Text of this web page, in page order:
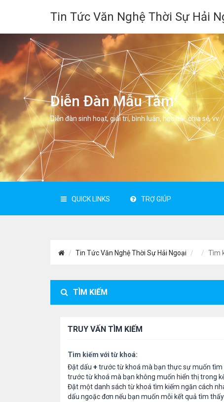
Tin Tức Văn Nghệ Thời Sự Hải
Diễn Đàn Mẫu Tâm
Diễn đàn sinh hoạt, giải trí, bình luân, học hỏi, chia sẻ, vv.
QUICK LINKS TRỢ GIÚP
Tin Tức Văn Nghệ Thời Sự Hải Ngoại Tìm
TÌM KIẾM
TRUY VẤN TÌM KIẾM
Tìm kiếm với từ khoá:
Đặt dấu +trước từ khoá mà bạn thực sự muốn tìm
trước từ khoá mà bạn không muốn hiển thị trong
Đặt một danh sách từ khoá tìm kiếm ngăn cách
dấu ngoặc đơn nếu bạn muốn mỗi kết quả tìm